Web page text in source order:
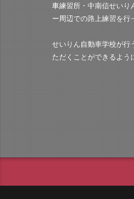
車練習所・中南信せいり
ー周辺での路上練習を行
せいりん自動車学校が行
ただくことができるよう